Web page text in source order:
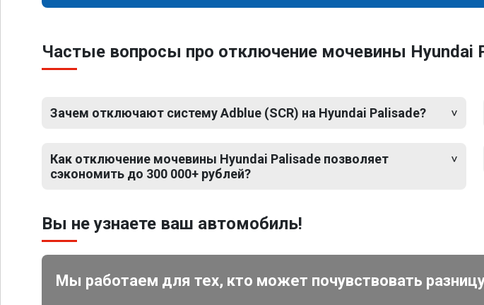
Частые вопросы про отключение мочевины Hyundai
Зачем отключают систему Adblue (SCR) на Hyundai Palisade?
Как отключение мочевины Hyundai Palisade позволяет
сэкономить до 300 000+ рублей?
Вы не узнаете ваш автомобиль!
Мы работаем для тех, кто может почувствовать